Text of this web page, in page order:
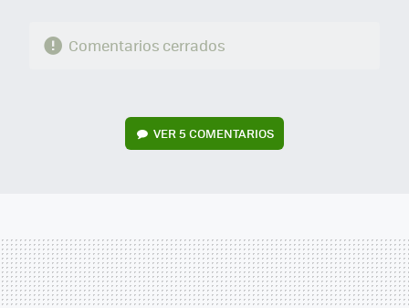
Comentarios cerrados
VER 5 COMENTARIOS